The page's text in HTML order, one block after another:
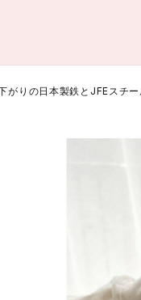
がりの日本製鉄とJFEスチ